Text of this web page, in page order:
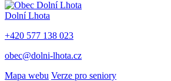
Dolní Lhota
+420 577 138 023
obec@dolni-lhota.cz
Mapa webu Verze pro seniory